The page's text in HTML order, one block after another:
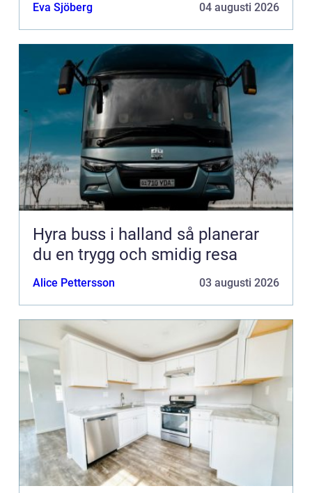
Eva Sjöberg 04 augusti 2026
Hyra buss i halland så planerar
du en trygg och smidig resa
Alice Pettersson 03 augusti 2026